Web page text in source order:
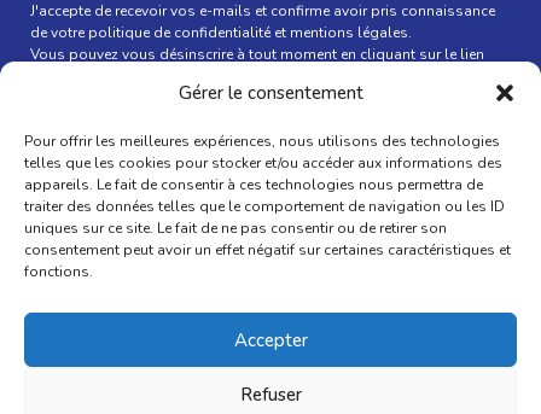
Gérer le consentement
Pour offrir les meilleures expériences, nous utilisons des technologies
telles que les cookies pour stocker et/ou accéder aux informations des
appareils. Le fait de consentir à ces technologies nous permettra de
traiter des données telles que le comportement de navigation ou les ID
uniques sur ce site. Le fait de ne pas consentir ou de retirer son
consentement peut avoir un effet négatif sur certaines caractéristiques et
fonctions.
Accepter
Refuser
J'accepte de recevoir vos e-mails et confirme avoir pris connaissance
de votre politique de confidentialité et mentions légales.
Vous pouvez vous désinscrire à tout moment en cliquant sur le lien
Suivez-nous
Mentions légales